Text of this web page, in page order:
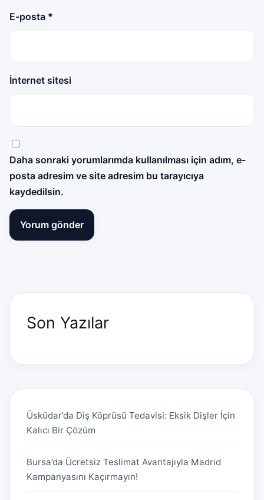
E-posta *
İnternet sitesi
Daha sonraki yorumlarımda kullanılması için adım, e-
posta adresim ve site adresim bu tarayıcıya
kaydedilsin.
Son Yazılar
Üsküdar’da Diş Köprüsü Tedavisi: Eksik Dişler İçin
Kalıcı Bir Çözüm
Bursa’da Ücretsiz Teslimat Avantajıyla Madrid
Kampanyasını Kaçırmayın!